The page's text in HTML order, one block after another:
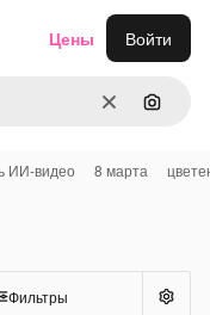
ОчиститьПоиск
Цены Войти
ИИ-видео 8 марта
Фильтры